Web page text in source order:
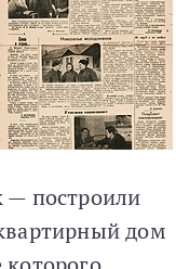
— построили
дом